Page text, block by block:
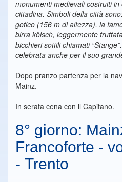
monumenti medievali costruiti
cittadina. Simboli della città
gotico (156 m di altezza), la
birra kölsch, leggermente
bicchieri sottili chiamati
celebrata anche per il suo
Dopo pranzo partenza per la
Mainz.
In serata cena con il Capitano.
8° giorno:
Francoforte -
- Trento